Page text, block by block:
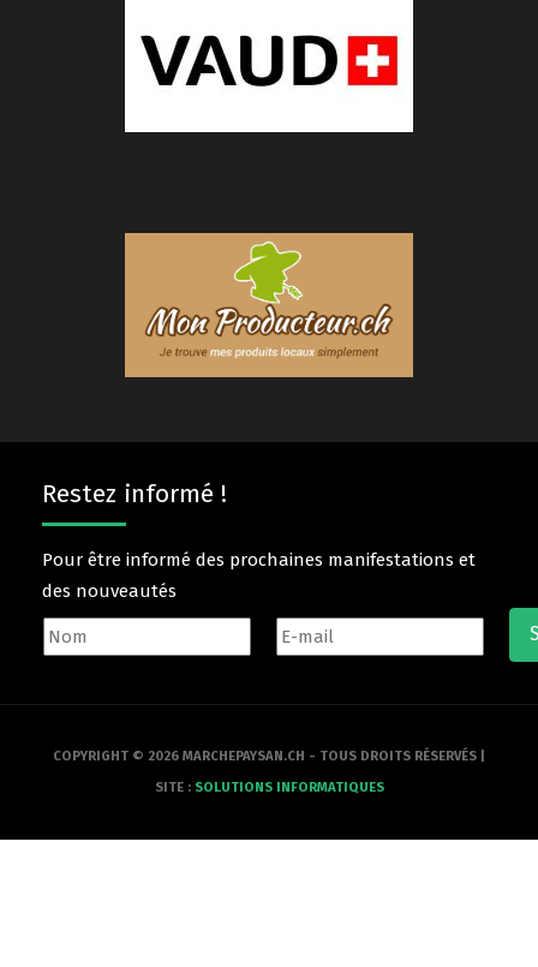
Restez informé !
Pour être informé des prochaines manifestations et
des nouveautés
COPYRIGHT © 2026 MARCHEPAYSAN.CH - TOUS DROITS RÉSERVÉS |
SITE : SOLUTIONS INFORMATIQUES